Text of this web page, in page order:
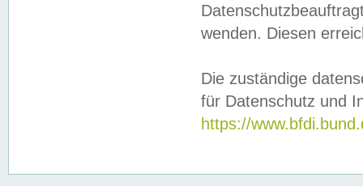
wenden. Diesen
Die zuständige
für Datenschutz und
https://